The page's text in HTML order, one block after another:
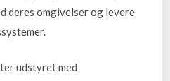
deres omgivelser og levere
udstyret med